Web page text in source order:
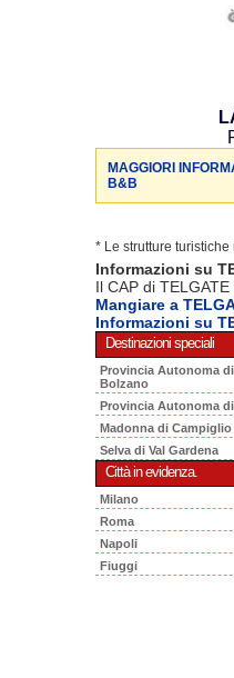
MAGGIORI
B&B
* Le strutture
Informazioni su
Il CAP di
Mangiare a
Informazioni su
Destinazioni speciali
Provincia Autonoma di
Bolzano
Provincia Autonoma
Madonna di Campiglio
Selva di Val Gardena
Città in evidenza.
Milano
Roma
Napoli
Fiuggi